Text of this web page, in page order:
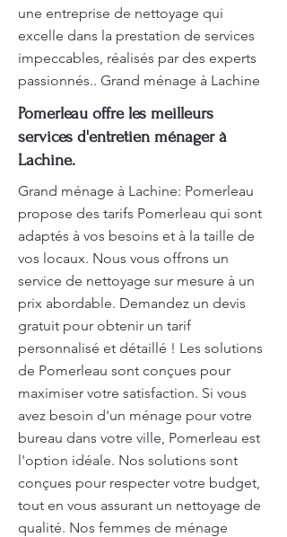
une entreprise de nettoyage qui
excelle dans la prestation de services
impeccables, réalisés par des experts
passionnés.. Grand ménage à Lachine
Pomerleau offre les meilleurs
services d'entretien ménager à
Lachine.
Grand ménage à Lachine: Pomerleau
propose des tarifs Pomerleau qui sont
adaptés à vos besoins et à la taille de
vos locaux. Nous vous offrons un
service de nettoyage sur mesure à un
prix abordable. Demandez un devis
gratuit pour obtenir un tarif
personnalisé et détaillé ! Les solutions
de Pomerleau sont conçues pour
maximiser votre satisfaction. Si vous
avez besoin d'un ménage pour votre
bureau dans votre ville, Pomerleau est
l'option idéale. Nos solutions sont
conçues pour respecter votre budget,
tout en vous assurant un nettoyage de
qualité. Nos femmes de ménage